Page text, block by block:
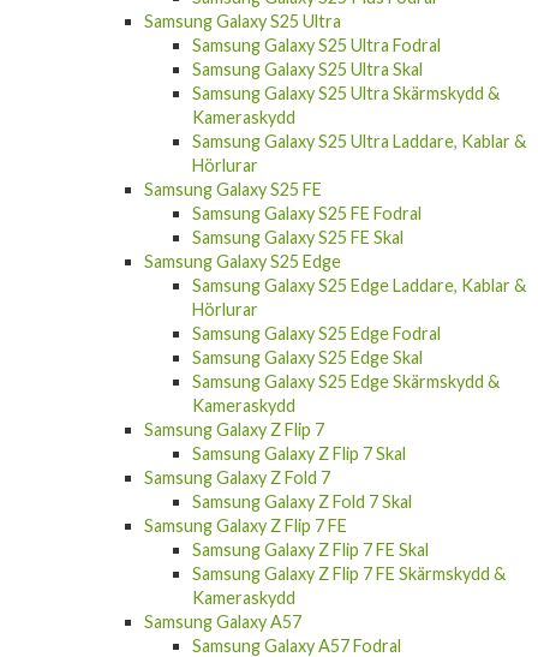
Samsung Galaxy S25 Ultra
Samsung Galaxy S25 Ultra Fodral
Samsung Galaxy S25 Ultra Skal
Samsung Galaxy S25 Ultra Skärmskydd &
Kameraskydd
Samsung Galaxy S25 Ultra Laddare, Kablar &
Hörlurar
Samsung Galaxy S25 FE
Samsung Galaxy S25 FE Fodral
Samsung Galaxy S25 FE Skal
Samsung Galaxy S25 Edge
Samsung Galaxy S25 Edge Laddare, Kablar &
Hörlurar
Samsung Galaxy S25 Edge Fodral
Samsung Galaxy S25 Edge Skal
Samsung Galaxy S25 Edge Skärmskydd &
Kameraskydd
Samsung Galaxy Z Flip 7
Samsung Galaxy Z Flip 7 Skal
Samsung Galaxy Z Fold 7
Samsung Galaxy Z Fold 7 Skal
Samsung Galaxy Z Flip 7 FE
Samsung Galaxy Z Flip 7 FE Skal
Samsung Galaxy Z Flip 7 FE Skärmskydd &
Kameraskydd
Samsung Galaxy A57
Samsung Galaxy A57 Fodral